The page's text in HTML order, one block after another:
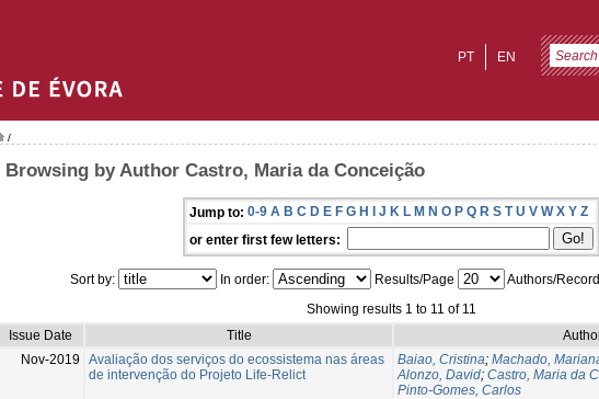
EN
PT
/
Browsing by Author Castro, Maria da Conceição
Jump to: 0-9 A B C D E F G H I J K L M N O P Q R S T U V W X Y Z
or enter first few letters:
Sort by: In order: Results/Page
Authors/
Showing results 1 to 11 of 11
Issue Date
Title
Nov-2019
Avaliação dos serviços do ecossistema nas áreas
de intervenção do Projeto Life-Relict
Baiao, Cristina; Machado,
Alonzo, David; Castro, Maria da
Pinto-Gomes, Carlos